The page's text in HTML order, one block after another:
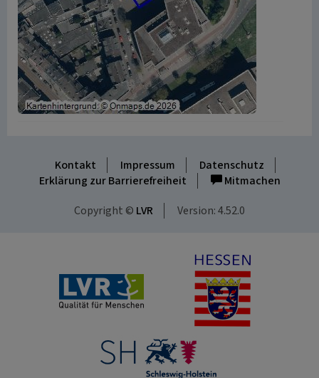
Kontakt Impressum
Datenschutz
Erklärung zur Barrierefreiheit
Mitmachen
Copyright © LVR Version: 4.52.0